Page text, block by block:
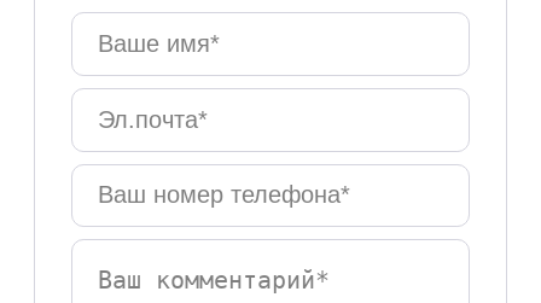
Ваше
имя*
Эл.почта
Ваш
номер
телефона*
Ваш
комментарий